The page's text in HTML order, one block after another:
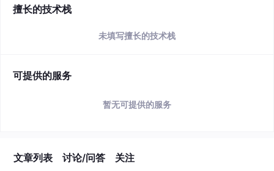
擅长的技术栈
未填写擅长的技术栈
可提供的服务
暂无可提供的服务
文章列表 讨论/问答 关注